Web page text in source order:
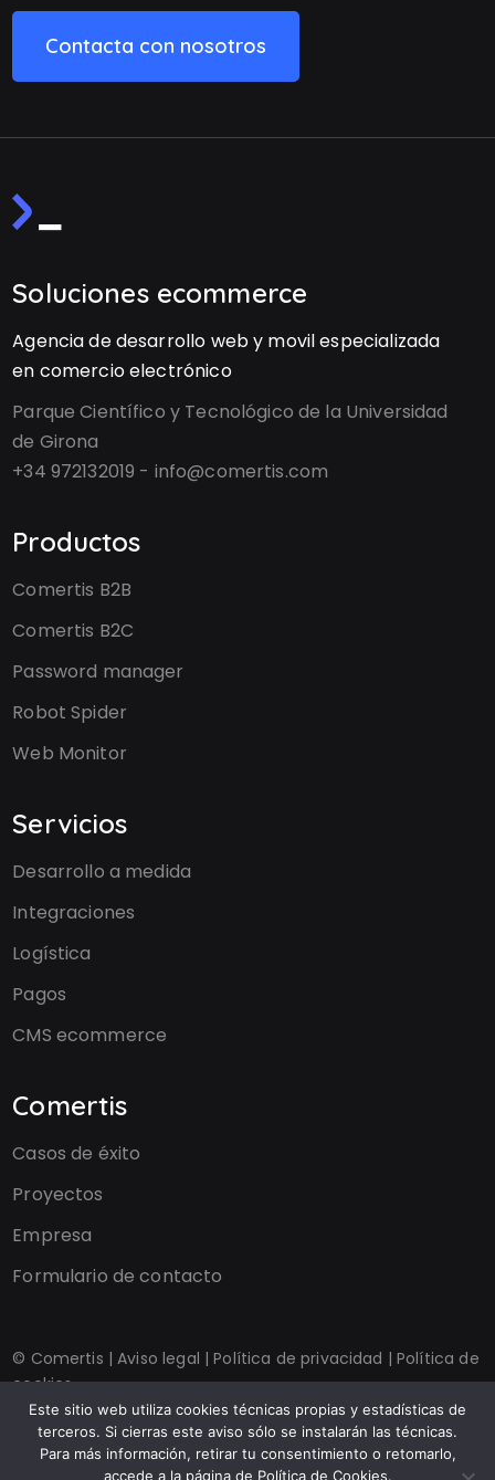
Contacta con nosotros
Soluciones ecommerce
Agencia de desarrollo web y movil especializada
en comercio electrónico
Parque Científico y Tecnológico de la Universidad
de Girona
+34 972132019 - info@comertis.com
Productos
Comertis B2B
Comertis B2C
Password manager
Robot Spider
Web Monitor
Servicios
Desarrollo a medida
Integraciones
Logística
Pagos
CMS ecommerce
Comertis
Casos de éxito
Proyectos
Empresa
Formulario de contacto
© Comertis |Aviso legal |Política de privacidad |Política de
cookies
Este sitio web utiliza cookies técnicas propias y estadísticas de
terceros. Si cierras este aviso sólo se instalarán las técnicas.
Para más información, retirar tu consentimiento o retomarlo,
accede a la página de Política de Cookies.